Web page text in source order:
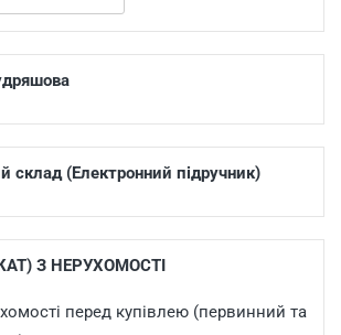
склад (Електронний підручник)
З НЕРУХОМОСТІ
перед купівлею (первинний та